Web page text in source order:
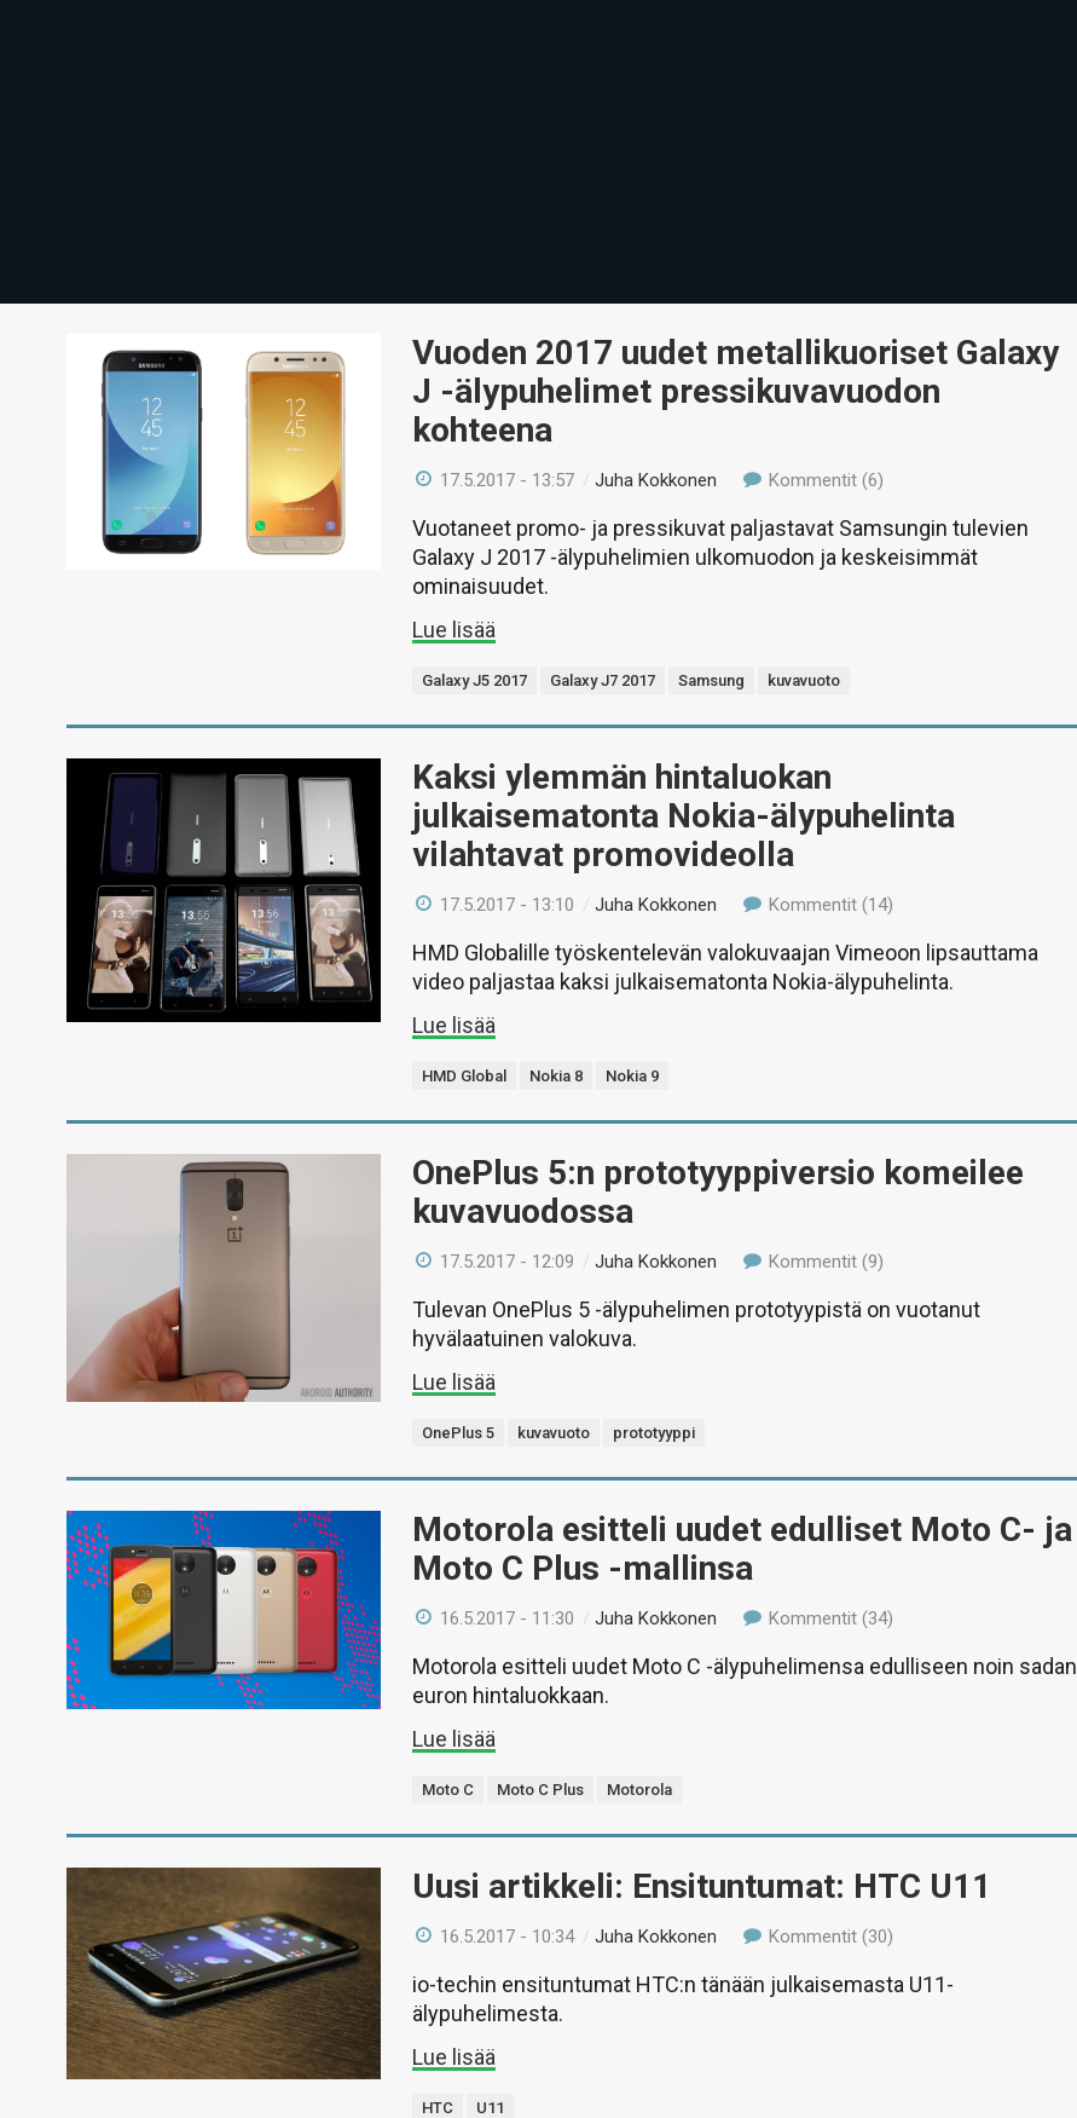
Vuoden 2017 uudet metallikuoriset Galaxy
J -älypuhelimet pressikuvavuodon
kohteena
17.5.2017 - 13:57 /Juha Kokkonen Kommentit (6)
Vuotaneet promo- ja pressikuvat paljastavat Samsungin tulevien
Galaxy J 2017 -älypuhelimien ulkomuodon ja keskeisimmät
ominaisuudet.
Lue lisää
Galaxy J5 2017 Galaxy J7 2017 Samsung kuvavuoto
Kaksi ylemmän hintaluokan
julkaisematonta Nokia-älypuhelinta
vilahtavat promovideolla
17.5.2017 - 13:10 /Juha Kokkonen Kommentit (14)
HMD Globalille työskentelevän valokuvaajan Vimeoon lipsauttama
video paljastaa kaksi julkaisematonta Nokia-älypuhelinta.
Lue lisää
HMD Global Nokia 8 Nokia 9
OnePlus 5:n prototyyppiversio komeilee
kuvavuodossa
17.5.2017 - 12:09 /Juha Kokkonen Kommentit (9)
Tulevan OnePlus 5 -älypuhelimen prototyypistä on vuotanut
hyvälaatuinen valokuva.
Lue lisää
OnePlus 5 kuvavuoto prototyyppi
Motorola esitteli uudet edulliset Moto C- ja
Moto C Plus -mallinsa
16.5.2017 - 11:30 /Juha Kokkonen Kommentit (34)
Motorola esitteli uudet Moto C -älypuhelimensa edulliseen noin sadan
euron hintaluokkaan.
Lue lisää
Moto C Moto C Plus Motorola
Uusi artikkeli: Ensituntumat: HTC U11
16.5.2017 - 10:34 /Juha Kokkonen Kommentit (30)
io-techin ensituntumat HTC:n tänään julkaisemasta U11-
älypuhelimesta.
Lue lisää
HTC U11